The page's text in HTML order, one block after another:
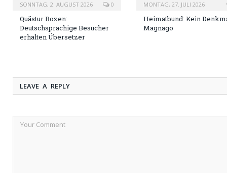
SONNTAG, 2. AUGUST 2026 0
Quästur Bozen:
Deutschsprachige Besucher
erhalten Übersetzer
MONTAG, 27. JULI 2026
Heimatbund: Kein
Magnago
LEAVE A REPLY